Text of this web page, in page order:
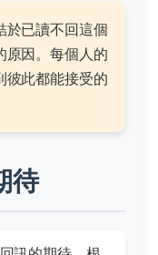
於已讀不回這個
原因。每個人的
彼此都能接受的
待